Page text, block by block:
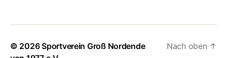
© 2026Sportverein Groß Nordende
Nach oben ↑